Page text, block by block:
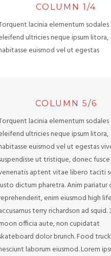
COLUMN 1/4
lacinia elementum sodales
ultricies neque ipsum litora,
euismod vel ut egestas
COLUMN 5/6
lacinia elementum sodales
ultricies neque ipsum litora,
euismod vel ut egestas
ut tristique, donec fusce
aptent vitae libero taciti
dictum pharetra. Anim pariatur
enim eiusmod high life
terry richardson ad
officia aute, non cupidatat
dolor brunch. Food
laborum eiusmod. Lorem